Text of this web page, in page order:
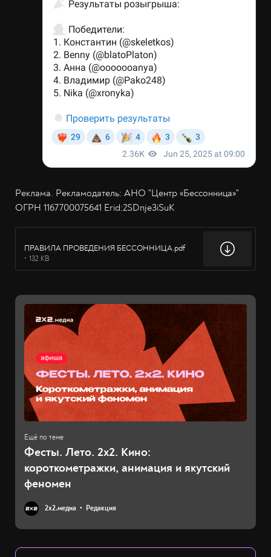
Реклама. Рекламодатель: АНО "Центр «Бессонница»"
ОГРН 1167700075641 Erid:2SDnje3iSuK
ПРАВИЛА ПРОВЕДЕНИЯ БЕССОННИЦА.pdf
132 KB
Фесты. Лето. 2х2. Кино:
короткометражки, анимация и якутский
феномен
2х2.медиа Редакция